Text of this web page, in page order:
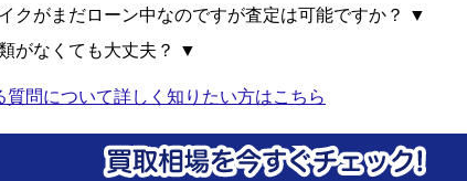
クがまだローン中なのですが査定は可能ですか？ ▼
がなくても大丈夫？ ▼
質問について詳しく知りたい方はこちら